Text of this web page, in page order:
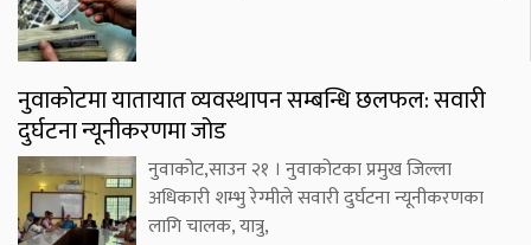
नुवाकोटमा यातायात व्यवस्थापन सम्बन्धि छलफल: सवारी
दुर्घटना न्यूनीकरणमा जोड
नुवाकोट,साउन २१ । नुवाकोटका प्रमुख जिल्ला
अधिकारी शम्भु रेग्मीले सवारी दुर्घटना न्यूनीकरणका
लागि चालक, यात्रु,